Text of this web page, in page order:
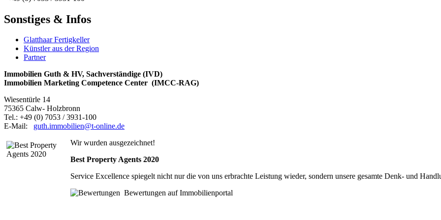
Sonstiges & Infos
Glatthaar Fertigkeller
Künstler aus der Region
Partner
Immobilien Guth & HV, Sachverständige (IVD)
Immobilien Marketing Competence Center (IMCC-RAG)
Wiesentürle 14
75365 Calw- Holzbronn
Tel.: +49 (0) 7053 / 3931-100
E-Mail: guth.immobilien@t-online.de
Wir wurden ausgezeichnet!
Best Property Agents 2020
Service Excellence spiegelt nicht nur die von uns erbrachte Leistung wieder, sondern unsere gesamte Denk- und
Bewertungen auf Immobilienportal